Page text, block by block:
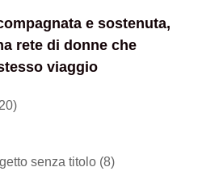
e sostenuta,
rete di donne che
viaggio